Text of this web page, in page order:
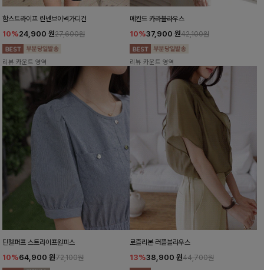
함스트라이프 린넨브이넥가디건
10%24,900 원27,600원
리뷰 카운트 영역
메칸드 카라블라우스
10%37,900 원42,100원
리뷰 카운트 영역
딘젤퍼프 스트라이프원피스
10%64,900 원72,100원
로즐리본 러플블라우스
13%38,900 원44,700원